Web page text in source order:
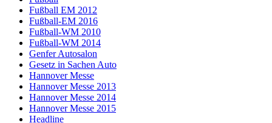
Fußball EM 2012
Fußball-EM 2016
Fußball-WM 2010
Fußball-WM 2014
Genfer Autosalon
Gesetz in Sachen Auto
Hannover Messe
Hannover Messe 2013
Hannover Messe 2014
Hannover Messe 2015
Headline